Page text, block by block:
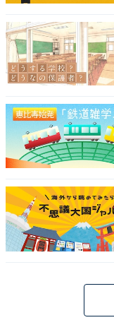
Q3：写真編集に
Apple 11インチ
写真編集に適して
•高性能プロセッ
•美しい高精細ディ
スプレイ（
•True Tone技術:
調整し、正確な色
•高品質カメラ: